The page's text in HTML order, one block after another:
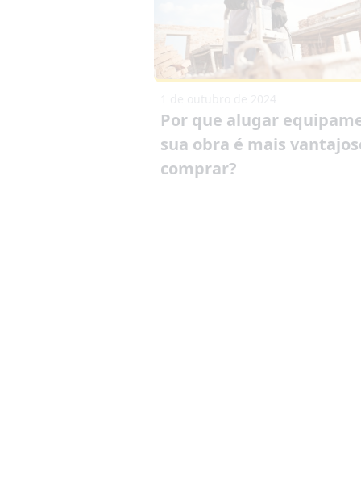
Por que alugar
sua obra é mais
comprar?